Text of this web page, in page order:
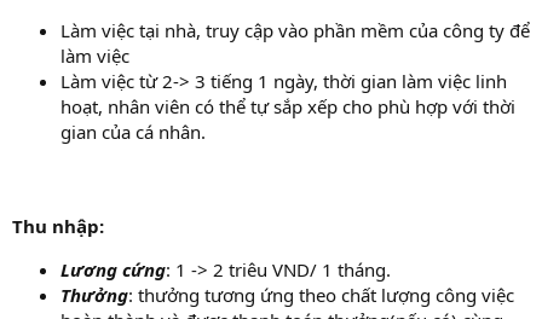
Làm việc tại nhà, truy cập vào phần mềm của công ty để
làm việc
Làm việc từ 2-> 3 tiếng 1 ngày, thời gian làm việc linh
hoạt, nhân viên có thể tự sắp xếp cho phù hợp với thời
gian của cá nhân.
Thu nhập:
Lương cứng: 1 -> 2 triêu VND/ 1 tháng.
Thưởng: thưởng tương ứng theo chất lượng công việc